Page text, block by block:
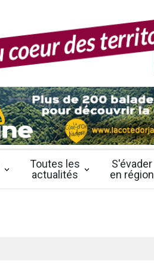
Toutes les
actualités
S'évader
en région